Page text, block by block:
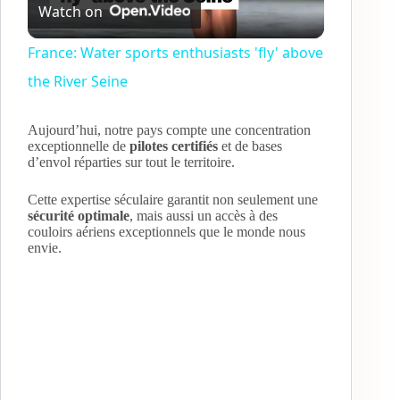
l
y
V
Watch on
France: Water sports enthusiasts 'fly' above
the River Seine
Aujourd’hui, notre pays compte une concentration
exceptionnelle de pilotes certifiés et de bases
d’envol réparties sur tout le territoire.
Cette expertise séculaire garantit non seulement une
sécurité optimale, mais aussi un accès à des
couloirs aériens exceptionnels que le monde nous
envie.